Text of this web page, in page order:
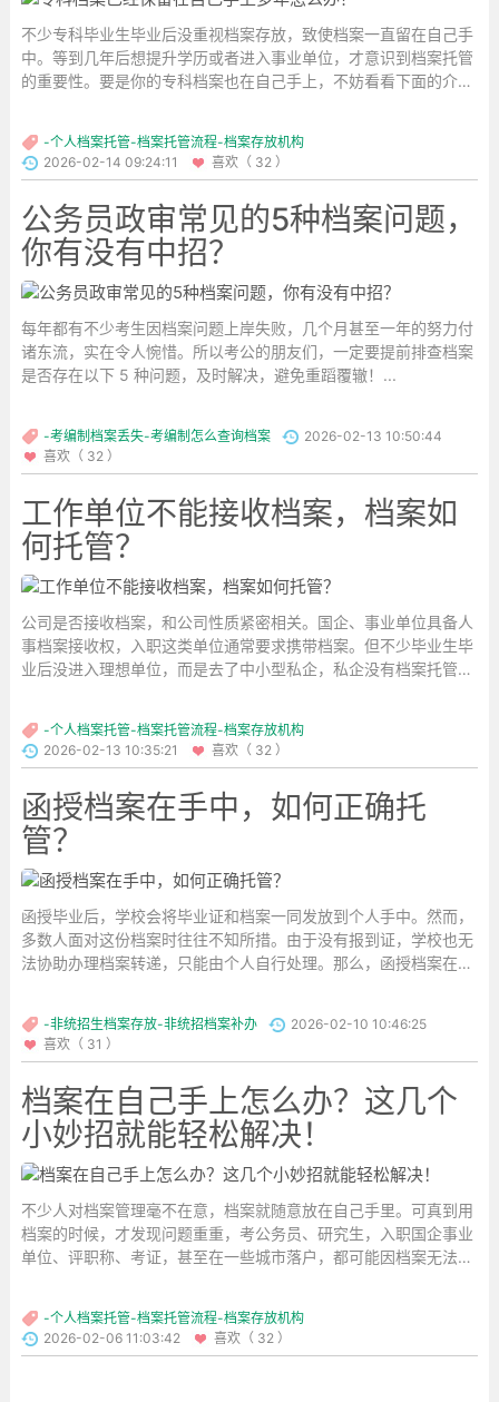
不少专科毕业生毕业后没重视档案存放，致使档案一直留在自己手
中。等到几年后想提升学历或者进入事业单位，才意识到档案托管
的重要性。要是你的专科档案也在自己手上，不妨看看下面的介
-个人档案托管-档案托管流程-档案存放机构
2026-02-14 09:24:11
喜欢（ 32 ）
公务员政审常见的5种档案问题，
你有没有中招？
每年都有不少考生因档案问题上岸失败，几个月甚至一年的努力付
诸东流，实在令人惋惜。所以考公的朋友们，一定要提前排查档案
是否存在以下 5 种问题，及时解决，避免重蹈覆辙！...
-考编制档案丢失-考编制怎么查询档案
2026-02-13 10:50:44
喜欢（ 32 ）
工作单位不能接收档案，档案如
何托管？
公司是否接收档案，和公司性质紧密相关。国企、事业单位具备人
事档案接收权，入职这类单位通常要求携带档案。但不少毕业生毕
业后没进入理想单位，而是去了中小型私企，私企没有档案托管权
-个人档案托管-档案托管流程-档案存放机构
2026-02-13 10:35:21
喜欢（ 32 ）
函授档案在手中，如何正确托
管？
函授毕业后，学校会将毕业证和档案一同发放到个人手中。然而，
多数人面对这份档案时往往不知所措。由于没有报到证，学校也无
法协助办理档案转递，只能由个人自行处理。那么，函授档案在手
-非统招生档案存放-非统招档案补办
2026-02-10 10:46:25
喜欢（ 31 ）
档案在自己手上怎么办？这几个
小妙招就能轻松解决！
不少人对档案管理毫不在意，档案就随意放在自己手里。可真到用
档案的时候，才发现问题重重，考公务员、研究生，入职国企事业
单位、评职称、考证，甚至在一些城市落户，都可能因档案无法正
-个人档案托管-档案托管流程-档案存放机构
2026-02-06 11:03:42
喜欢（ 32 ）